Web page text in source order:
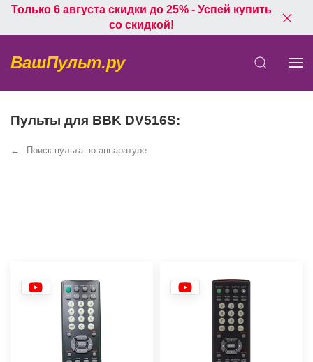
Только 6 августа скидки до 25% - Успей купить
со скидкой!
ВашПульт.ру
Пульты для BBK DV516S:
Поиск пульта по аппаратуре